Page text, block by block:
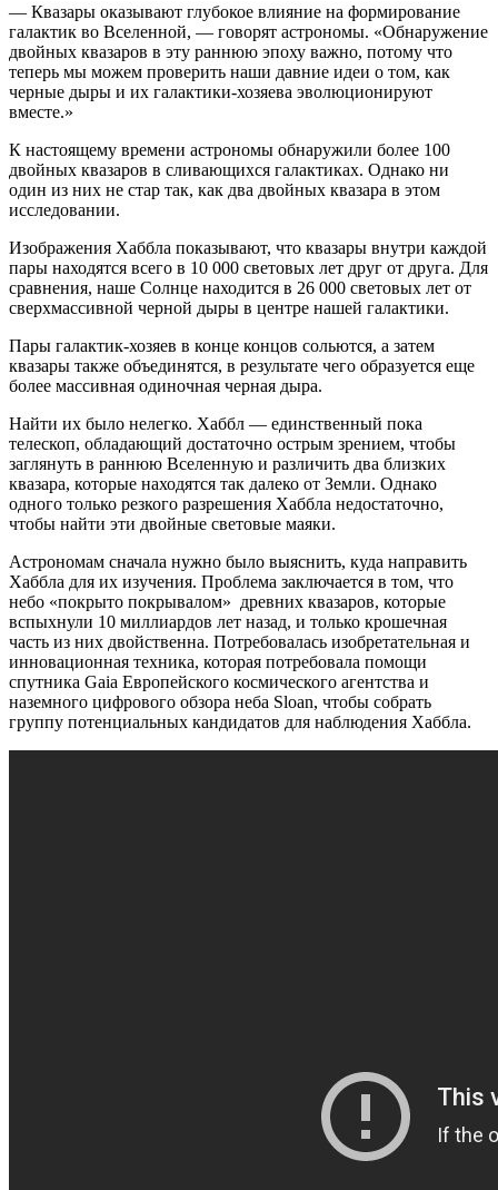
— Квазары оказывают глубокое влияние на формирование
галактик во Вселенной, — говорят астрономы. «Обнаружение
двойных квазаров в эту раннюю эпоху важно, потому что
теперь мы можем проверить наши давние идеи о том, как
черные дыры и их галактики-хозяева эволюционируют
вместе.»
К настоящему времени астрономы обнаружили более 100
двойных квазаров в сливающихся галактиках. Однако ни
один из них не стар так, как два двойных квазара в этом
исследовании.
Изображения Хаббла показывают, что квазары внутри каждой
пары находятся всего в 10 000 световых лет друг от друга. Для
сравнения, наше Солнце находится в 26 000 световых лет от
сверхмассивной черной дыры в центре нашей галактики.
Пары галактик-хозяев в конце концов сольются, а затем
квазары также объединятся, в результате чего образуется еще
более массивная одиночная черная дыра.
Найти их было нелегко. Хаббл — единственный пока
телескоп, обладающий достаточно острым зрением, чтобы
заглянуть в раннюю Вселенную и различить два близких
квазара, которые находятся так далеко от Земли. Однако
одного только резкого разрешения Хаббла недостаточно,
чтобы найти эти двойные световые маяки.
Астрономам сначала нужно было выяснить, куда направить
Хаббла для их изучения. Проблема заключается в том, что
небо «покрыто покрывалом» древних квазаров, которые
вспыхнули 10 миллиардов лет назад, и только крошечная
часть из них двойственна. Потребовалась изобретательная и
инновационная техника, которая потребовала помощи
спутника Gaia Европейского космического агентства и
наземного цифрового обзора неба Sloan, чтобы собрать
группу потенциальных кандидатов для наблюдения Хаббла.